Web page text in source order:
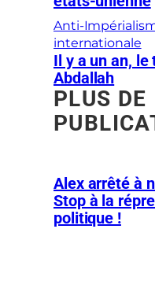
Anti-
internationale
Il y a un an, le
Abdallah
PLUS DE
Alex arrêté à
Stop à la
politique !